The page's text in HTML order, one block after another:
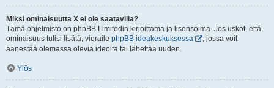
Miksi ominaisuutta X ei ole saatavilla?
Tämä ohjelmisto on phpBB Limitedin kirjoittama ja lisensoima. Jos uskot, että
ominaisuus tulisi lisätä, vieraile phpBB ideakeskuksessa
, jossa voit
äänestää olemassa olevia ideoita tai lähettää uuden.
Ylös